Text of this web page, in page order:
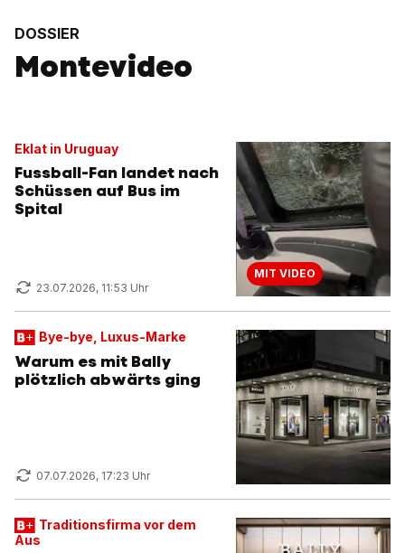
DOSSIER
Montevideo
Eklat in Uruguay
Fussball-Fan landet nach
Schüssen auf Bus im
Spital
23.07.2026, 11:53 Uhr
MIT VIDEO
Bye-bye, Luxus-Marke
Warum es mit Bally
plötzlich abwärts ging
07.07.2026, 17:23 Uhr
Traditionsfirma vor dem
Aus